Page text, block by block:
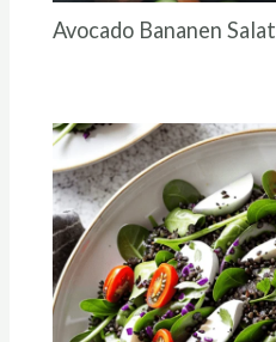
Avocado Bananen Salat